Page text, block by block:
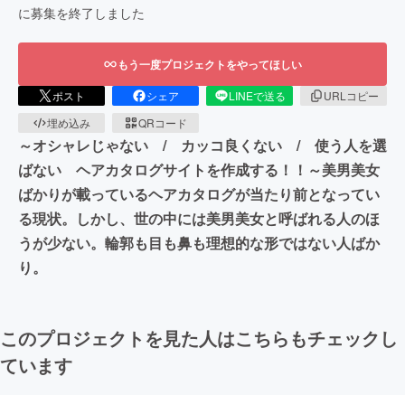
に募集を終了しました
もう一度プロジェクトをやってほしい
ポスト シェア LINEで送る
URLコピー
埋め込み
QRコード
～オシャレじゃない / カッコ良くない / 使う人を選
ばない ヘアカタログサイトを作成する！！～美男美女
ばかりが載っているヘアカタログが当たり前となってい
る現状。しかし、世の中には美男美女と呼ばれる人のほ
うが少ない。輪郭も目も鼻も理想的な形ではない人ばか
り。
このプロジェクトを見た人はこちらもチェックし
ています